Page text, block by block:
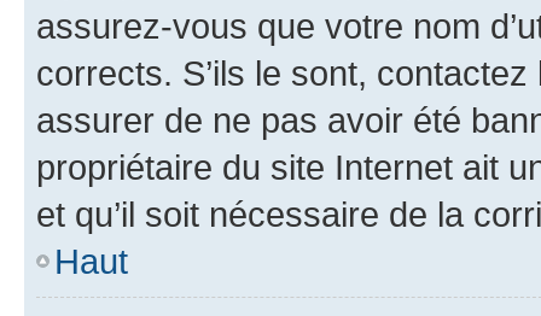
assurez-vous que votre nom
corrects. S’ils le sont,
assurer de ne pas avoir été
propriétaire du site Internet ait
et qu’il soit nécessaire de la
Haut